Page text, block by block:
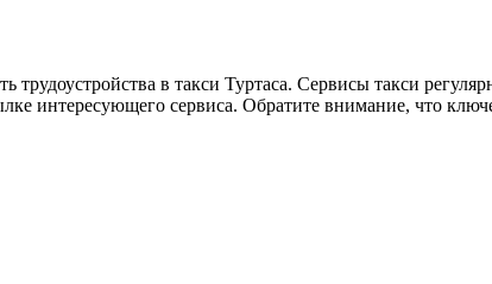
трудоустройства в такси Туртаса. Сервисы такси
интересующего сервиса. Обратите внимание, что